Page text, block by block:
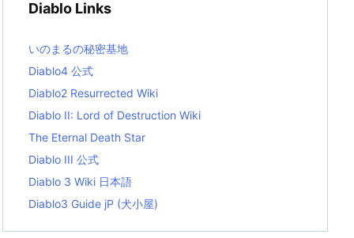
e
i
s
t
Diablo Links
いのまるの秘密基地
Diablo4 公式
Diablo2 Resurrected Wiki
Diablo II: Lord of Destruction Wiki
The Eternal Death Star
Diablo III 公式
Diablo 3 Wiki 日本語
Diablo3 Guide jP (犬小屋)